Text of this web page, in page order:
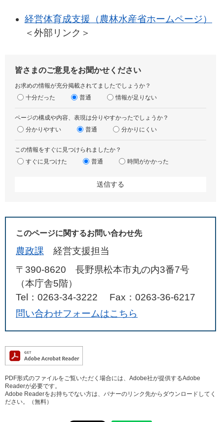
経営体育成支援（農林水産省ホームページ）
＜外部リンク＞
皆さまのご意見をお聞かせください
お求めの情報が充分掲載されてましたでしょうか？
十分だった
普通 情報が足りない
ページの構成や内容、表現は分りやすかったでしょうか？
分かりやすい
普通 分かりにくい
この情報をすぐに見つけられましたか？
すぐに見つけた
普通 時間がかかった
このページに関するお問い合わせ先
農政課
経営支援担当
〒390-8620 長野県松本市丸の内3番7号
（本庁舎5階）
Tel：0263-34-3222
Fax：0263-36-6217
問い合わせフォームはこちら
PDF形式のファイルをご覧いただく場合には、Adobe社が提供するAdobe
Readerが必要です。
Adobe Readerをお持ちでない方は、バナーのリンク先からダウンロードしてく
ださい。（無料）